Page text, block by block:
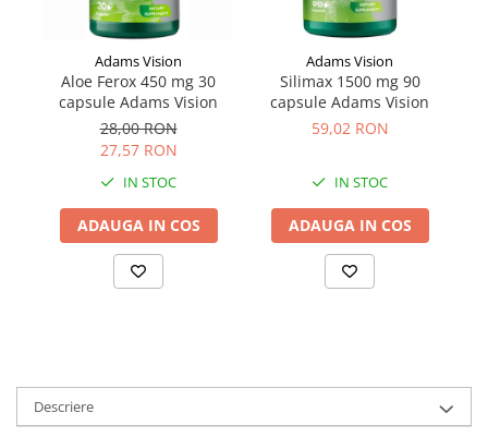
Adams Vision
Aloe Ferox 450 mg 30
capsule Adams Vision
28,00 RON
27,57 RON
IN STOC
ADAUGA IN COS
Adams Vision
Silimax 1500 mg 90
capsule Adams Vision
59,02 RON
IN STOC
ADAUGA IN COS
Descriere